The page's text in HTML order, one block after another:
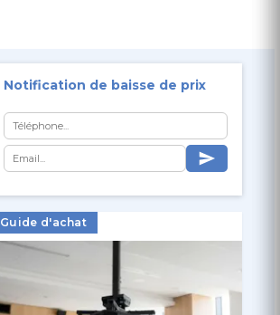
Notification de baisse de prix
Guide d'achat